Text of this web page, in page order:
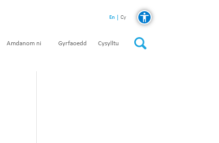
En Cy
Amdanom ni Gyrfaoedd Cysylltu